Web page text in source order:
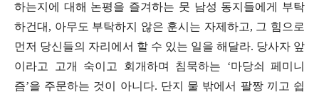
하는지에 대해 논평을 즐겨하는 뭇 남성 동지들에게 부탁
하건대 , 아무도 부탁하지 않은 훈시는 자제하고, 그 힘으로
먼저 당신들의 자리에서 할 수 있는 일을 해달라. 당사자 앞
이라고 고개 숙이고 회개하며 침묵하는 ‘마당쇠 페미니
즘’을 주문하는 것이 아니다. 단지 물 밖에서 팔짱 끼고 쉽